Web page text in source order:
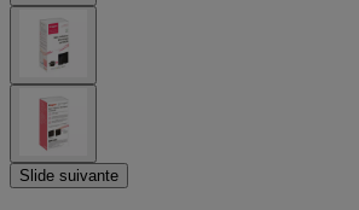
Slide suivante